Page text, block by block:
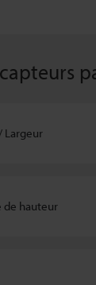
Largeur
de hauteur